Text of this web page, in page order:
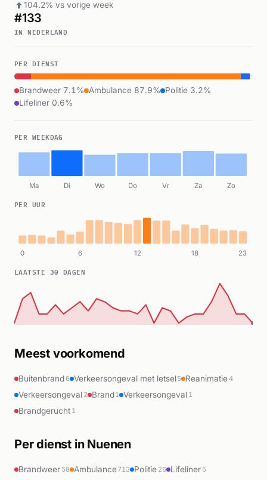
104.2% vs vorige week
#133
IN NEDERLAND
PER DIENST
Brandweer 7.1% Ambulance 87.9%
Politie 3.2%
Lifeliner 0.6%
PER WEEKDAG
Ma Di Wo Do Vr Za Zo
PER UUR
0 6 12 18 23
LAATSTE 30 DAGEN
Meest voorkomend
Buitenbrand 6 Verkeersongeval met letsel5 Reanimatie4
Verkeersongeval 2 Brand1 Verkeersongeval 1
Brandgerucht 1
Per dienst in Nuenen
Brandweer 58 Ambulance713 Politie 26 Lifeliner 5